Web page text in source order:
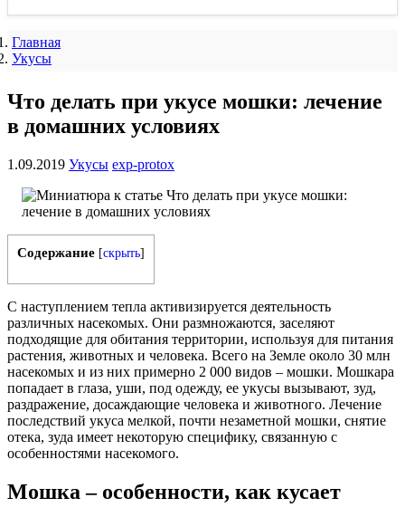
Главная
Укусы
Что делать при укусе мошки: лечение
в домашних условиях
1.09.2019 Укусы exp-protox
Содержание [скрыть]
С наступлением тепла активизируется деятельность
различных насекомых. Они размножаются, заселяют
подходящие для обитания территории, используя для питания
растения, животных и человека. Всего на Земле около 30 млн
насекомых и из них примерно 2 000 видов – мошки. Мошкара
попадает в глаза, уши, под одежду, ее укусы вызывают, зуд,
раздражение, досаждающие человека и животного. Лечение
последствий укуса мелкой, почти незаметной мошки, снятие
отека, зуда имеет некоторую специфику, связанную с
особенностями насекомого.
Мошка – особенности, как кусает